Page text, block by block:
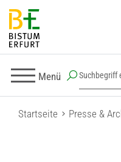
Menü
Startseite Presse &